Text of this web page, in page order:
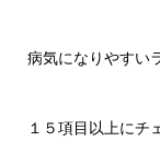
病気になりやすい
１５項目以上にチ